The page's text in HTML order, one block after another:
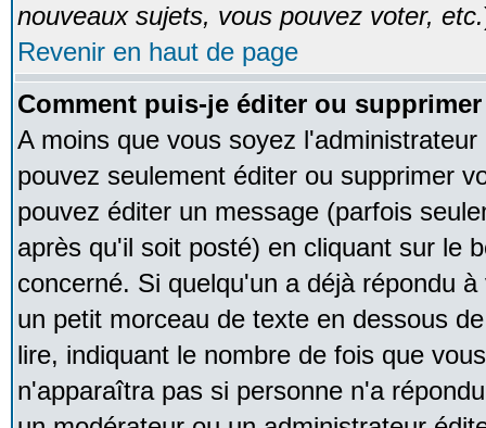
nouveaux sujets, vous pouvez voter, etc.
Revenir en haut de page
Comment puis-je éditer ou
A moins que vous soyez
pouvez seulement éditer ou supprimer
pouvez éditer un message (parfois
après qu'il soit posté) en cliquant sur le
concerné. Si quelqu'un a déjà répondu
un petit morceau de texte en dessous
lire, indiquant le nombre de fois que
n'apparaîtra pas si personne n'a